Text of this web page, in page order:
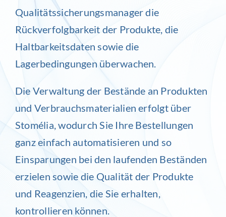
Qualitätssicherungsmanager die
Rückverfolgbarkeit der Produkte, die
Haltbarkeitsdaten sowie die
Lagerbedingungen überwachen.
Die Verwaltung der Bestände an Produkten
und Verbrauchsmaterialien erfolgt über
Stomélia, wodurch Sie Ihre Bestellungen
ganz einfach automatisieren und so
Einsparungen bei den laufenden Beständen
erzielen sowie die Qualität der Produkte
und Reagenzien, die Sie erhalten,
kontrollieren können.